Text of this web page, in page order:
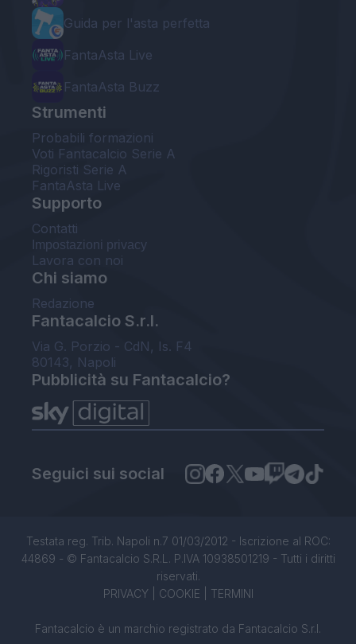
Guida per l'asta perfetta
FantaAsta Live
FantaAsta Buzz
Strumenti
Probabili formazioni
Voti Fantacalcio Serie A
Rigoristi Serie A
FantaAsta Live
Supporto
Contatti
Impostazioni privacy
Lavora con noi
Chi siamo
Redazione
Fantacalcio S.r.l.
Via G. Porzio - CdN, Is. F4
80143, Napoli
Pubblicità su Fantacalcio?
Seguici sui social
Testata reg. Trib. Napoli n.7 01/03/2012 - Iscrizione al ROC:
44869 - © Fantacalcio S.R.L. P.IVA 10938501219 - Tutti i diritti
riservati.
PRIVACY| COOKIE TERMINI
Fantacalcio è un marchio registrato da Fantacalcio S.r.l.